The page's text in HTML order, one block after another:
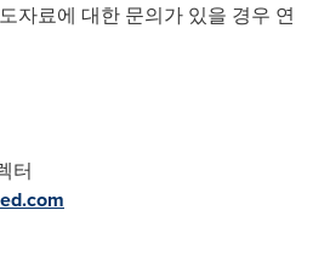
자료에 대한 문의가 있을 경우 연
터